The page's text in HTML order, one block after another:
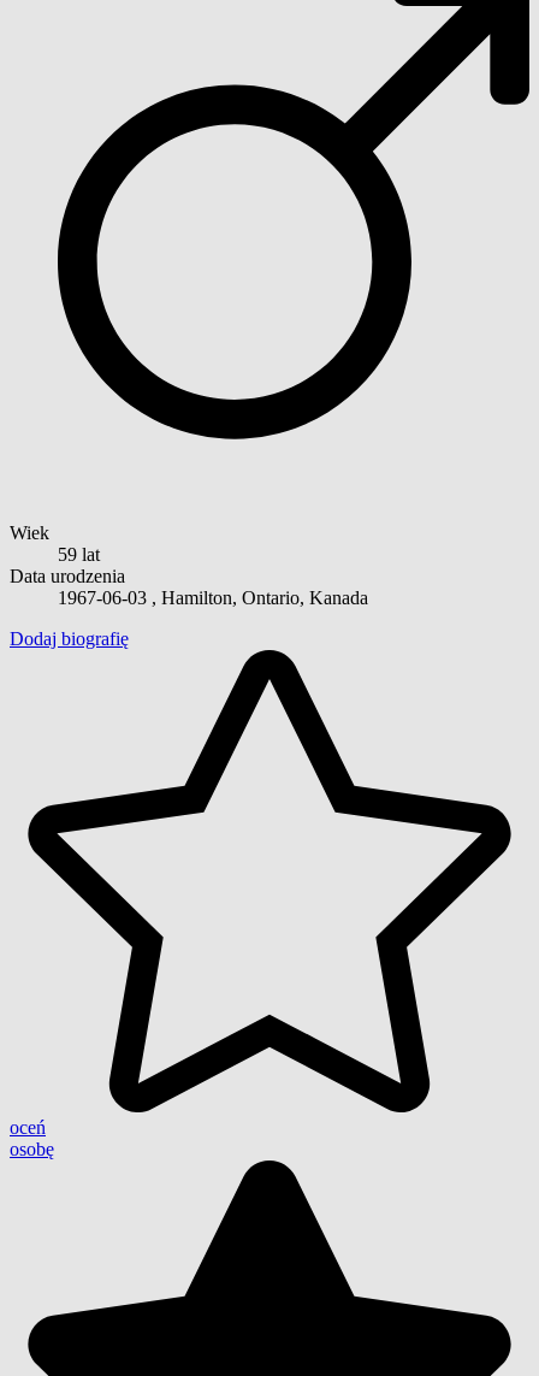
Wiek
59 lat
Data urodzenia
1967-06-03 , Hamilton, Ontario, Kanada
Dodaj biografię
oceń
osobę